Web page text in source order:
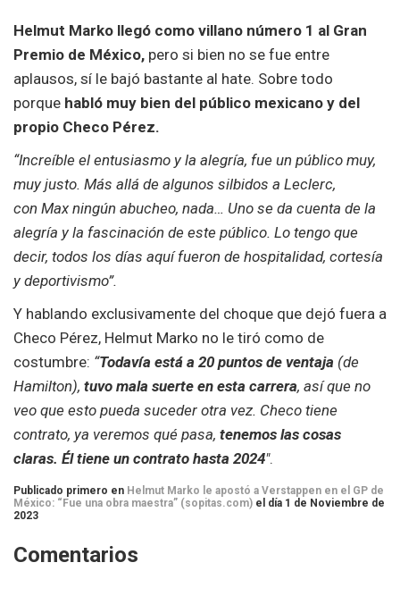
Helmut Marko llegó como villano número 1 al Gran
Premio de México, pero si bien no se fue entre
aplausos, sí le bajó bastante al hate. Sobre todo
porque habló muy bien del público mexicano y del
propio Checo Pérez.
“Increíble el entusiasmo y la alegría, fue un público muy,
muy justo. Más allá de algunos silbidos a Leclerc,
con Max ningún abucheo, nada… Uno se da cuenta de la
alegría y la fascinación de este público. Lo tengo que
decir, todos los días aquí fueron de hospitalidad, cortesía
y deportivismo”.
Y hablando exclusivamente del choque que dejó fuera a
Checo Pérez, Helmut Marko no le tiró como de
costumbre: “Todavía está a 20 puntos de ventaja (de
Hamilton), tuvo mala suerte en esta carrera, así que no
veo que esto pueda suceder otra vez. Checo tiene
contrato, ya veremos qué pasa, tenemos las cosas
claras. Él tiene un contrato hasta 2024″.
Publicado primero en Helmut Marko le apostó a Verstappen en el GP de
México: “Fue una obra maestra” (sopitas.com) el día 1 de Noviembre de
2023
Comentarios